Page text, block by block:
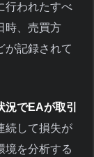
行われたすべ
時、売買方
が記録されて
況でEAが取引
続して損失が
境を分析する